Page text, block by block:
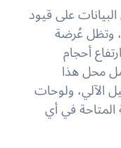
على قيود
وتظل عُرضة
أحجام
محل هذا
الآلي، ولوحات
المتاحة في أي